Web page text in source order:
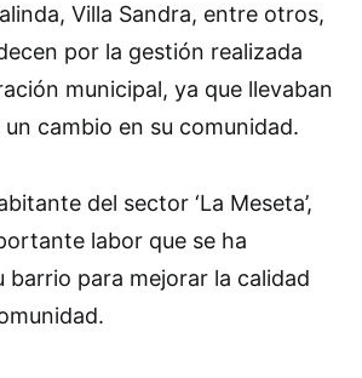
Villa Sandra, entre otros,
por la gestión realizada
municipal, ya que llevaban
cambio en su comunidad.
del sector ‘La Meseta’,
labor que se ha
barrio para mejorar la calidad